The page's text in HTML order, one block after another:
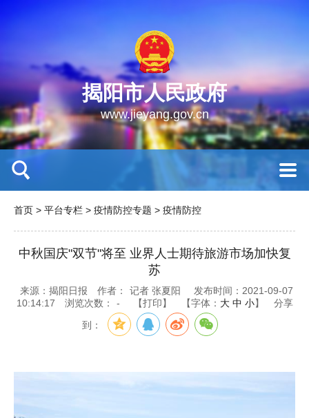
揭阳市人民政府
www.jieyang.gov.cn
首页 > 平台专栏 > 疫情防控专题 > 疫情防控
中秋国庆"双节"将至 业界人士期待旅游市场加快复
苏
来源：揭阳日报 作者： 记者 张夏阳
发布时间：2021-09-07
10:14:17
浏览次数： - 【打印】 【字体： 大 中 小】 分享
到：